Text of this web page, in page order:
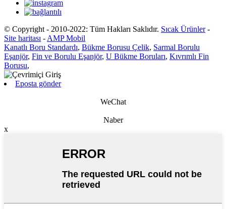
© Copyright - 2010-2022: Tüm Hakları Saklıdır. Sıcak Ürünler-
Site haritası - AMP Mobil
Kanatlı Boru Standardı, Bükme Borusu Çelik, Sarmal Borulu
Eşanjör, Fin ve Borulu Eşanjör, U Bükme Boruları, Kıvrımlı Fin
Borusu,
Eposta gönder
WeChat
Naber
x